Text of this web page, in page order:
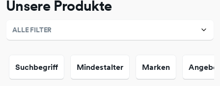
Unsere Produkte
ALLE FILTER
Suchbegriff Mindestalter Marken